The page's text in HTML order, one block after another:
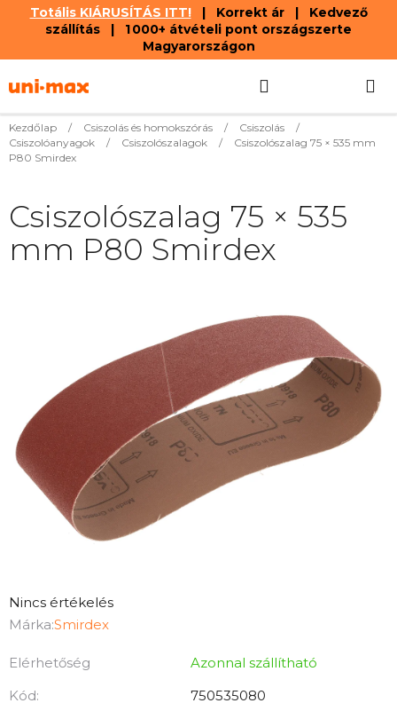
Totális KIÁRUSÍTÁS ITT!| Korrekt ár | Kedvező
szállítás | 1 000+ átvételi pont országszerte
Magyarországon
tartalomhoz
KOSÁR
Kezdőlap / Csiszolás és homokszórás / Csiszolás
/
Csiszolóanyagok
/ Csiszolószalagok /
Csiszolószalag 75 × 535 mm
P80 Smirdex
A
termék
értékelése
5-
Nincs értékelés
Márka:Smirdex
Elérhetőség
Azonnal szállítható
Kód:
750535080
Csiszolószalag 75 × 535
mm P80 Smirdex